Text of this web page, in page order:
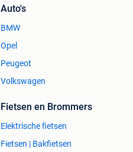
Auto's
BMW
Opel
Peugeot
Volkswagen
Fietsen en Brommers
Elektrische fietsen
Fietsen | Bakfietsen